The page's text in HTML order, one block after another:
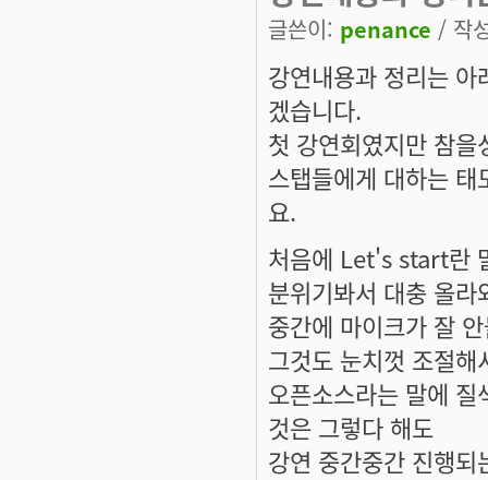
글쓴이: penance / 작
강연내용과 정리는
겠습니다.
첫 강연회였지만 참
스탭들에게 대하는
요.
처음에 Let's start란
분위기봐서 대충 올
중간에 마이크가 잘
그것도 눈치껏 조절
오픈소스라는 말에
것은 그렇다 해도
강연 중간중간 진행